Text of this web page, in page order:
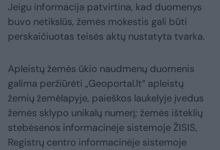
Jeigu informacija patvirtina, kad duomenys
buvo netikslūs, žemės mokestis gali būti
perskaičiuotas teisės aktų nustatyta tvarka.
Apleistų žemės ūkio naudmenų duomenis
galima peržiūrėti „Geoportal.lt“ apleistų
žemių žemėlapyje, paieškos laukelyje įvedus
žemės sklypo unikalų numerį; žemės išteklių
stebėsenos informacinėje sistemoje ŽISIS,
Registrų centro informacinėje sistemoje